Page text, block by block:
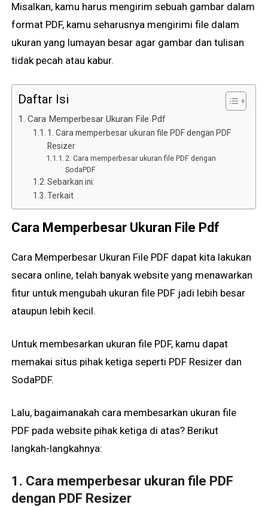
Misalkan, kamu harus mengirim sebuah gambar dalam
format PDF, kamu seharusnya mengirimi file dalam
ukuran yang lumayan besar agar gambar dan tulisan
tidak pecah atau kabur.
Daftar Isi
Cara Memperbesar Ukuran File Pdf
1. Cara memperbesar ukuran file PDF dengan PDF
Resizer
2. Cara memperbesar ukuran file PDF dengan
SodaPDF
Sebarkan ini:
Terkait
Cara Memperbesar Ukuran File Pdf
Cara Memperbesar Ukuran File PDF dapat kita lakukan
secara online, telah banyak website yang menawarkan
fitur untuk mengubah ukuran file PDF jadi lebih besar
ataupun lebih kecil.
Untuk membesarkan ukuran file PDF, kamu dapat
memakai situs pihak ketiga seperti PDF Resizer dan
SodaPDF.
Lalu, bagaimanakah cara membesarkan ukuran file
PDF pada website pihak ketiga di atas? Berikut
langkah-langkahnya:
1. Cara memperbesar ukuran file PDF
dengan PDF Resizer